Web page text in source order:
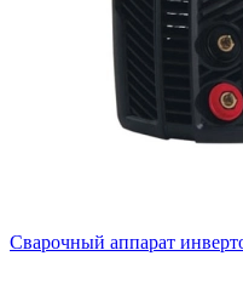
Сварочный аппарат